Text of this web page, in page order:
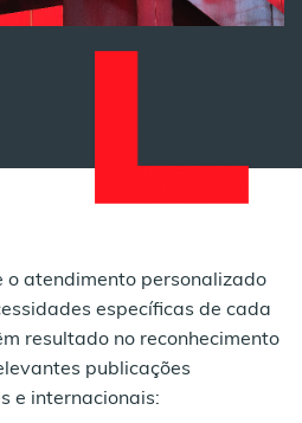
atendimento personalizado
específicas de cada
resultado no reconhecimento
publicações
e internacionais: